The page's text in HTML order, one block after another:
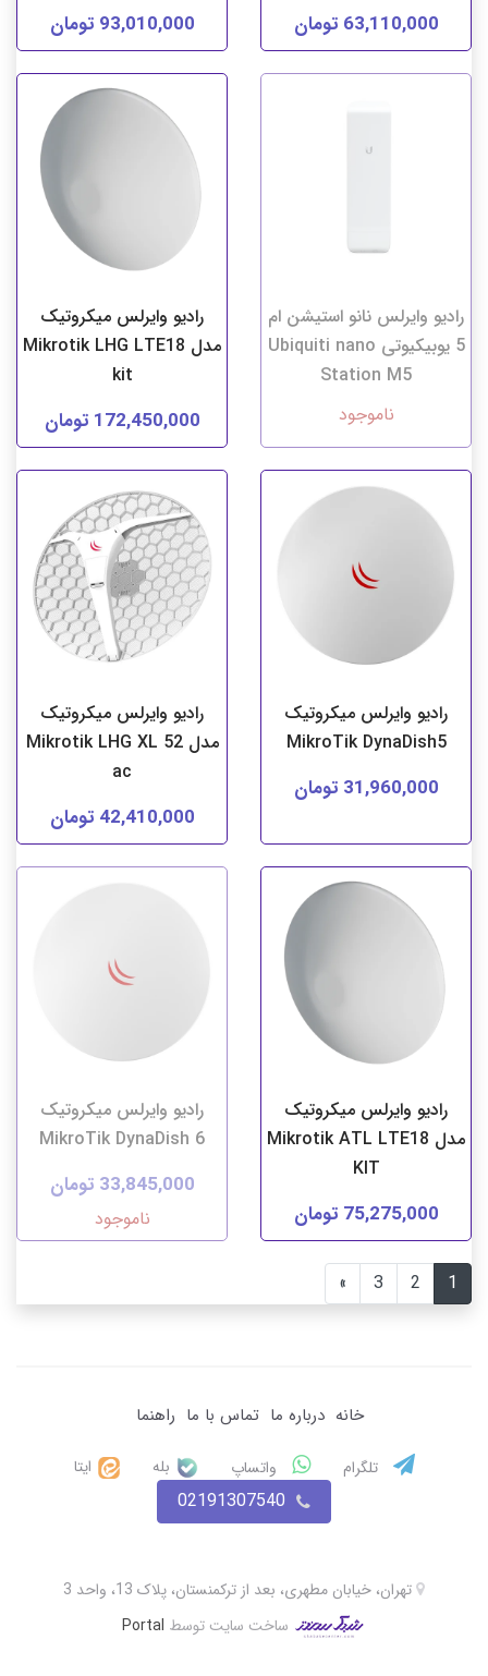
63,110,000 تومان 93,010,000 تومان
رادیو وایرلس نانو استیشن ام
5 یوبیکیوتی Ubiquiti nano
Station M5
ناموجود
رادیو وایرلس میکروتیک
مدل Mikrotik LHG LTE18
kit
172,450,000 تومان
رادیو وایرلس میکروتیک
MikroTik DynaDish5
31,960,000 تومان
رادیو وایرلس میکروتیک
مدل Mikrotik LHG XL 52
ac
42,410,000 تومان
رادیو وایرلس میکروتیک
مدل Mikrotik ATL LTE18
KIT
75,275,000 تومان
رادیو وایرلس میکروتیک
MikroTik DynaDish 6
33,845,000 تومان
ناموجود
1
2
3
»
خانه درباره ما تماس با ما راهنما
تلگرام واتساپ بله ایتا
02191307540
ساخت سایت توسط Portal
تهران، خیابان مطهری، بعد از ترکمنستان، پلاک 13، واحد 3